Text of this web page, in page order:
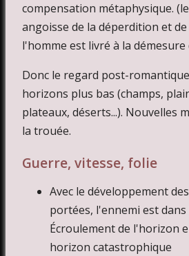
compensation métaphysique.
angoisse de la déperdition et
l'homme est livré à la
Donc le regard post-
horizons plus bas (champs,
plateaux, déserts...). Nouvelles
la trouée.
Guerre, vitesse, folie
Avec le développement
portées, l'ennemi est
Écroulement de l'horizon
horizon catastrophique